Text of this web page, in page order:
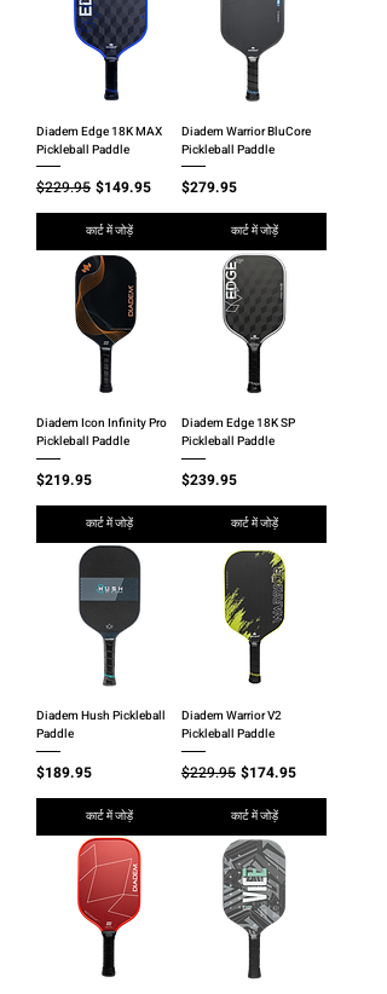
Diadem Edge 18K MAX
Pickleball Paddle
नियमित मूल्य
$229.95 बिक्री मूल्य
$149.95
कार्ट में जोड़ें
Diadem Warrior BluCore
Pickleball Paddle
मूल्य
$279.95
कार्ट में जोड़ें
Diadem Icon Infinity Pro
Pickleball Paddle
मूल्य
$219.95
कार्ट में जोड़ें
Diadem Edge 18K SP
Pickleball Paddle
मूल्य
$239.95
कार्ट में जोड़ें
Diadem Hush Pickleball
Paddle
मूल्य
$189.95
कार्ट में जोड़ें
Diadem Warrior V2
Pickleball Paddle
नियमित मूल्य
$229.95 बिक्री मूल्य
$174.95
कार्ट में जोड़ें